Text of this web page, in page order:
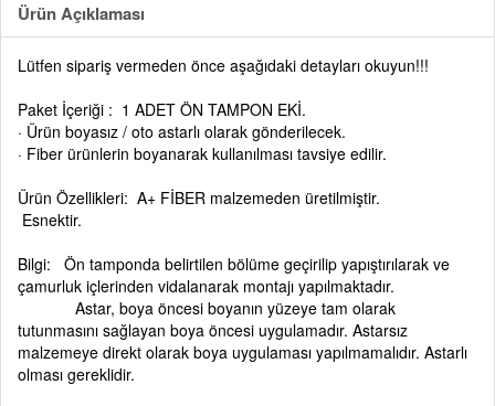
Ürün Açıklaması
Lütfen sipariş vermeden önce aşağıdaki detayları okuyun!!!
Paket İçeriği : 1 ADET ÖN TAMPON EKİ.
· Ürün boyasız / oto astarlı olarak gönderilecek.
· Fiber ürünlerin boyanarak kullanılması tavsiye edilir.
Ürün Özellikleri: A+ FİBER malzemeden üretilmiştir.
Esnektir.
Bilgi: Ön tamponda belirtilen bölüme geçirilip yapıştırılarak ve
çamurluk içlerinden vidalanarak montajı yapılmaktadır.
Astar, boya öncesi boyanın yüzeye tam olarak
tutunmasını sağlayan boya öncesi uygulamadır. Astarsız
malzemeye direkt olarak boya uygulaması yapılmamalıdır. Astarlı
olması gereklidir.